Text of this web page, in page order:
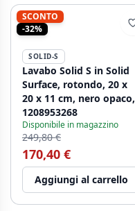
SCONTO
-32%
SOLID-S
Lavabo Solid S in Solid
Surface, rotondo, 20 x
20 x 11 cm, nero opaco,
1208953268
Disponibile in magazzino
249,80 €
170,40 €
Aggiungi al carrello